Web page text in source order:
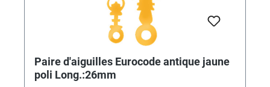
Paire d'aiguilles Eurocode antique jaune
poli Long.:26mm